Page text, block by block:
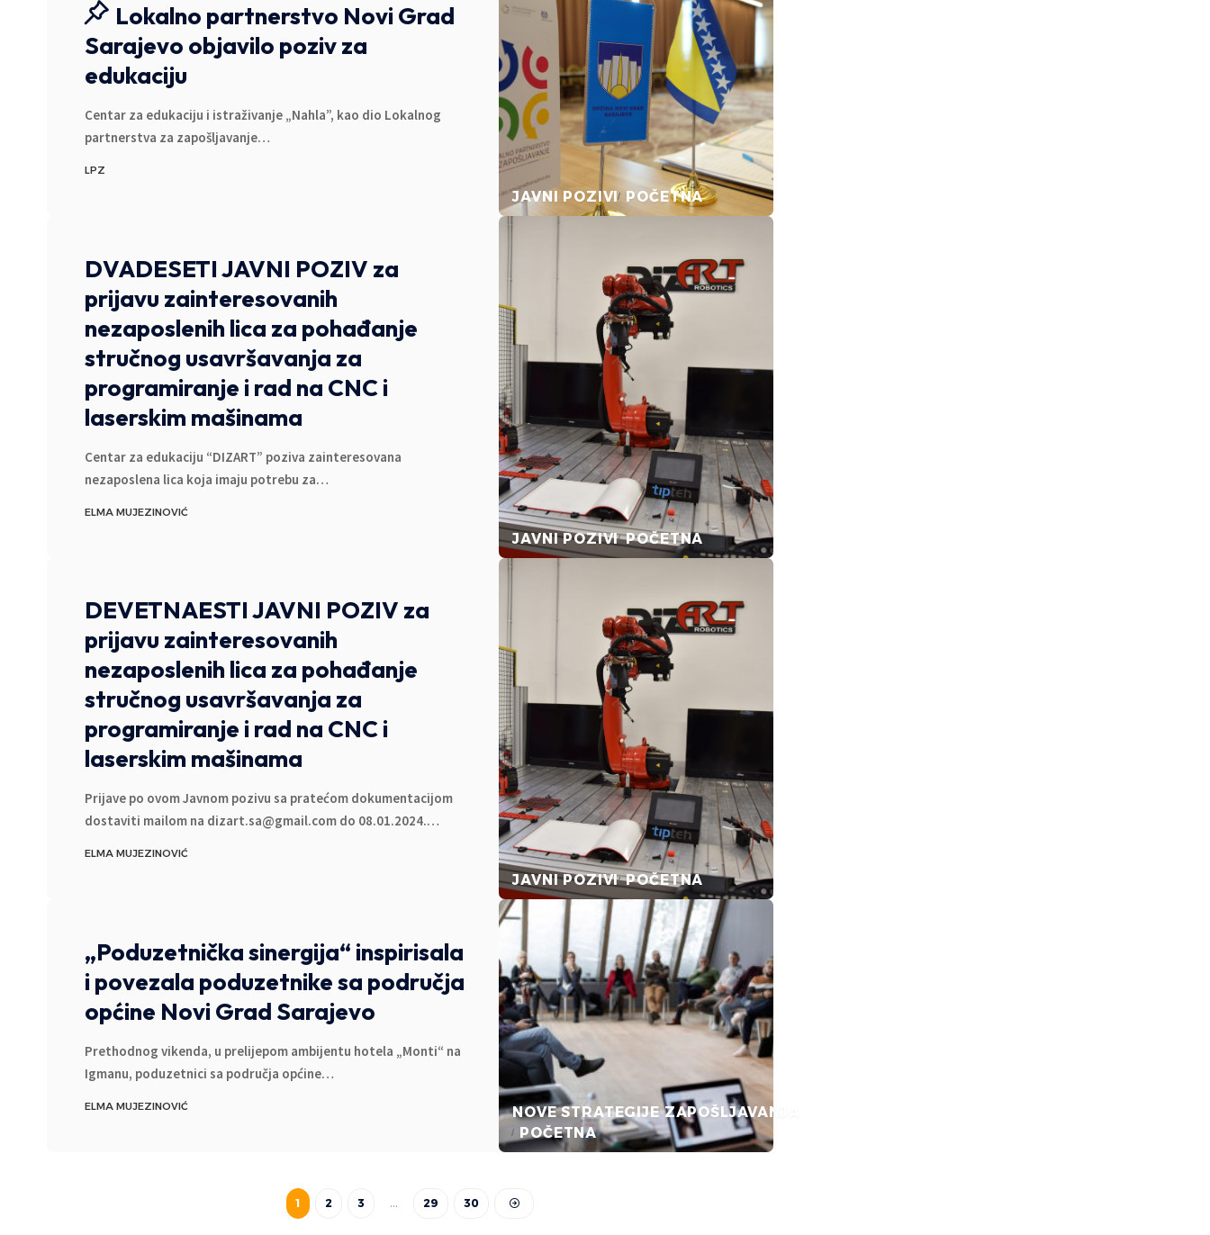
JAVNI POZIVI POČETNA
Lokalno partnerstvo Novi Grad
Sarajevo objavilo poziv za
edukaciju
Centar za edukaciju i istraživanje „Nahla”, kao dio Lokalnog
partnerstva za zapošljavanje…
LPZ
JAVNI POZIVI POČETNA
DVADESETI JAVNI POZIV za
prijavu zainteresovanih
nezaposlenih lica za pohađanje
stručnog usavršavanja za
programiranje i rad na CNC i
laserskim mašinama
Centar za edukaciju “DIZART” poziva zainteresovana
nezaposlena lica koja imaju potrebu za…
ELMA MUJEZINOVIĆ
JAVNI POZIVI POČETNA
DEVETNAESTI JAVNI POZIV za
prijavu zainteresovanih
nezaposlenih lica za pohađanje
stručnog usavršavanja za
programiranje i rad na CNC i
laserskim mašinama
Prijave po ovom Javnom pozivu sa pratećom dokumentacijom
dostaviti mailom na dizart.sa@gmail.com do 08.01.2024.…
ELMA MUJEZINOVIĆ
NOVE STRATEGIJE ZAPOŠLJAVANJA
POČETNA
„Poduzetnička sinergija“ inspirisala
i povezala poduzetnike sa područja
općine Novi Grad Sarajevo
Prethodnog vikenda, u prelijepom ambijentu hotela „Monti“ na
Igmanu, poduzetnici sa područja općine…
ELMA MUJEZINOVIĆ
1 2 3 … 29 30